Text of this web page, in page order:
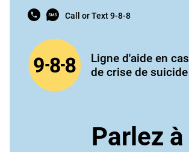
Skip to content
Call or Text 9-8-8
9-8-Ligne d'aide en cas
de crise de suicide
Parlez